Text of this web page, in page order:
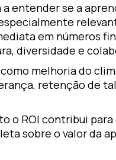
entender se a
em números
diversidade e
melhoria do
retenção de
o ROI contribui
sobre o valor da